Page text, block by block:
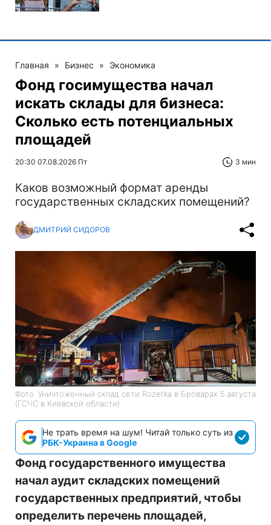
Главная » Бизнес » Экономика
Фонд госимущества начал
искать склады для бизнеса:
Сколько есть потенциальных
площадей
20:30 07.08.2026 Пт 3 мин
Каков возможный формат аренды
государственных складских помещений?
ДМИТРИЙ СИДОРОВ
Фото: Уничтоженный склад сети Rozetka в Броварах 5 августа
(ГСЧС в Киевской области)
Не трать время на шум! Читай только суть из
РБК-Украина в Google
Фонд государственного имущества
начал аудит складских помещений
государственных предприятий, чтобы
определить перечень площадей,